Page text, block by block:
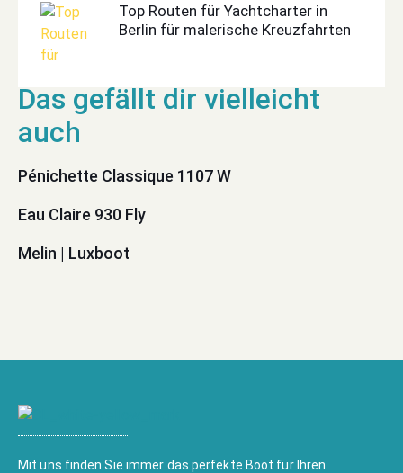
Top Routen für Yachtcharter in
Berlin für malerische Kreuzfahrten
Pénichette Classique 1107 W
Eau Claire 930 Fly
Melin | Luxboot
Mit uns finden Sie immer das perfekte Boot für Ihren